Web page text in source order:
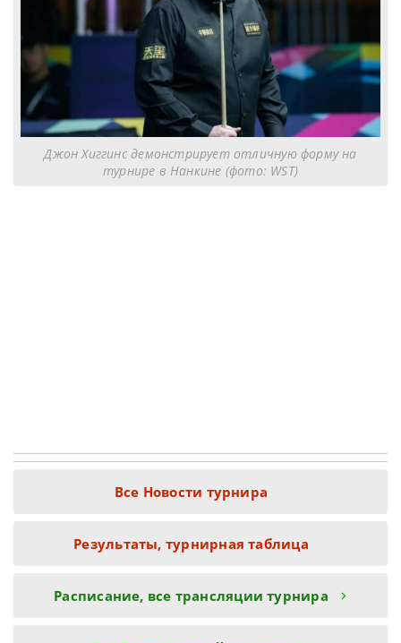
Джон Хиггинс демонстрирует отличную форму на
турнире в Нанкине (фото: WST)
Все Новости турнира
Результаты, турнирная таблица
Расписание, все трансляции турнира